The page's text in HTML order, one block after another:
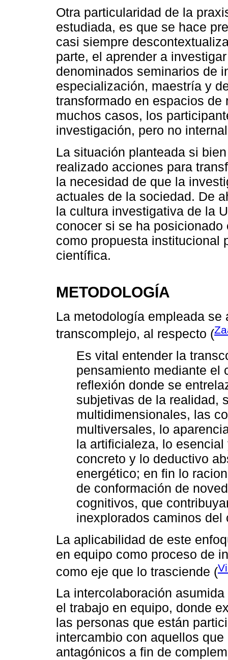
Otra particularidad de la
estudiada, es que se hace
casi siempre
parte, el aprender a
denominados seminarios de
especialización, maestría y
transformado en espacios
muchos casos, los
investigación, pero no
La situación planteada si
realizado acciones para
la necesidad de que la
actuales de la sociedad. De
la cultura investigativa de la
conocer si se ha
como propuesta institucional
científica.
METODOLOGÍA
La metodología empleada
transcomplejo, al respecto (
Es vital entender la
pensamiento mediante el
reflexión donde se
subjetivas de la realidad,
multidimensionales, las
multiversales, lo
la artificialeza, lo
concreto y lo deductivo
energético; en fin lo
de conformación de
cognitivos, que
inexplorados caminos
La aplicabilidad de este
en equipo como proceso de
como eje que lo trasciende (
La intercolaboración
el trabajo en equipo, donde
las personas que están
intercambio con aquellos
antagónicos a fin de